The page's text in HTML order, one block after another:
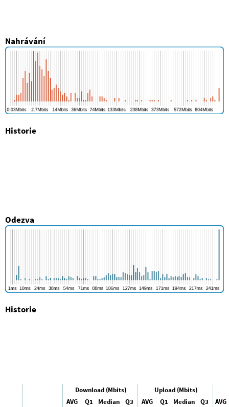
Nahrávání
Historie
Odezva
Historie
Download (Mbits)
Upload (Mbits)
AVG
Q1 Median Q3 AVG Q1 Median Q3
AVG